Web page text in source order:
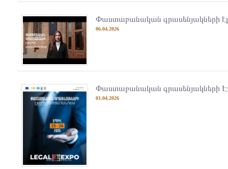
Փաստաբանական գրասենյակների
06.04.2026
Փաստաբանական գրասենյակների
01.04.2026